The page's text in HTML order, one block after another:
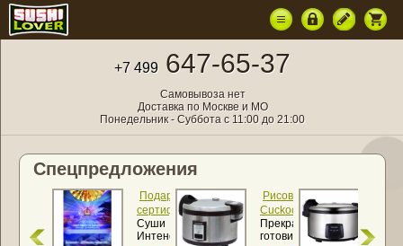
+7 499 647-65-37
Самовывоза нет
Доставка по Москве и МО
Понедельник - Суббота с 11:00 до 21:00
Спецпредложения
Подарочный
сертификат
«Суши
Интенсив»
Суши
Интенсив
Рисоварка
Cuckoo
CR-
3521
Прекрасно
готовит